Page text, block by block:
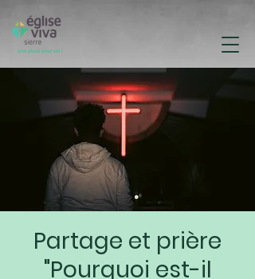
Partage et prière
"Pourquoi est-il